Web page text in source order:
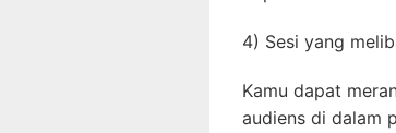
4) Sesi yang
Kamu dapat
audiens di dalam